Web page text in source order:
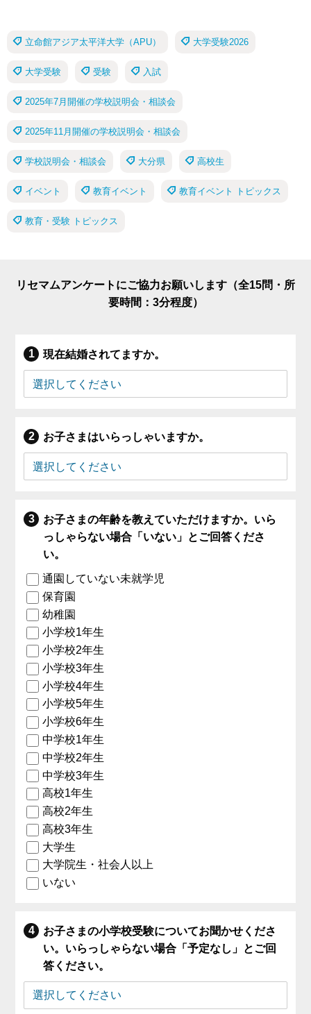
立命館アジア太平洋大学（APU） 大学受験2026
大学受験 受験 入試
2025年7月開催の学校説明会・相談会
2025年11月開催の学校説明会・相談会
学校説明会・相談会 大分県 高校生
イベント 教育イベント 教育イベント トピックス
教育・受験 トピックス
リセマムアンケートにご協力お願いします（全15問・所
要時間：3分程度）
現在結婚されてますか。
お子さまはいらっしゃいますか。
お子さまの年齢を教えていただけますか。いら
っしゃらない場合「いない」とご回答くださ
い。
通園していない未就学児
保育園
幼稚園
小学校1年生
小学校2年生
小学校3年生
小学校4年生
小学校5年生
小学校6年生
中学校1年生
中学校2年生
中学校3年生
高校1年生
高校2年生
高校3年生
大学生
大学院生・社会人以上
いない
お子さまの小学校受験についてお聞かせくださ
い。いらっしゃらない場合「予定なし」とご回
答ください。